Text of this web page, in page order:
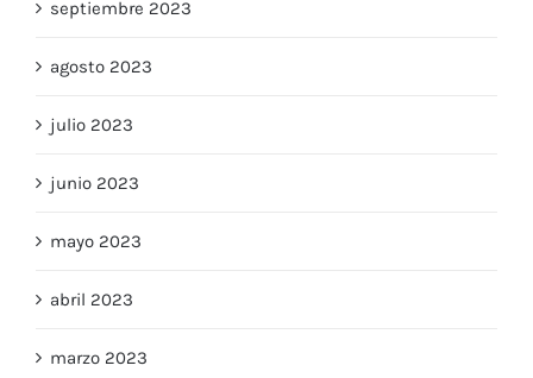
septiembre 2023
agosto 2023
julio 2023
junio 2023
mayo 2023
abril 2023
marzo 2023